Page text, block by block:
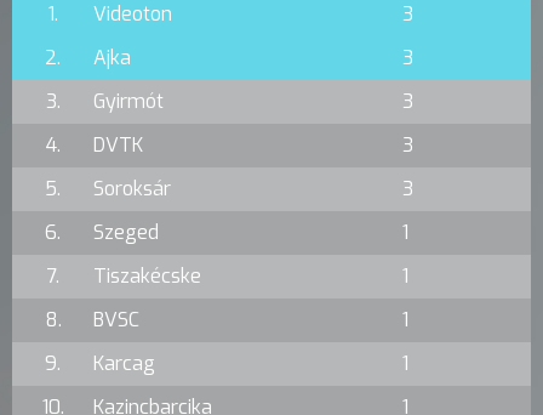
1. Videoton
3
2.
Ajka
3
3.
Gyirmót
3
4.
DVTK
3
5.
Soroksár
3
6.
Szeged
1
7.
Tiszakécske
1
8.
BVSC
1
9.
Karcag
1
10.
Kazincbarcika 1